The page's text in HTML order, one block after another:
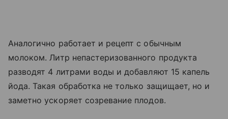
Аналогично работает и рецепт с обычным
молоком. Литр непастеризованного продукта
разводят 4 литрами воды и добавляют 15 капель
йода. Такая обработка не только защищает, но и
заметно ускоряет созревание плодов.